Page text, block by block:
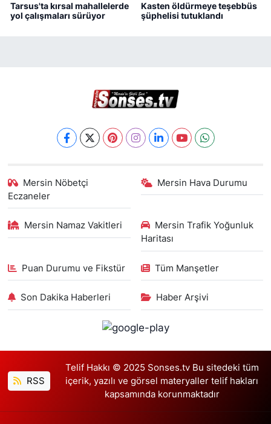
Tarsus'ta kırsal mahallelerde
yol çalışmaları sürüyor
Kasten öldürmeye teşebbüs
şüphelisi tutuklandı
Mersin Nöbetçi
Eczaneler
Mersin Hava Durumu
Mersin Namaz Vakitleri
Mersin Trafik Yoğunluk
Haritası
Puan Durumu ve Fikstür Tüm Manşetler
Son Dakika Haberleri Haber Arşivi
RSS
Telif Hakkı © 2025 Sonses.tv Bu sitedeki tüm
içerik, yazılı ve görsel materyaller telif hakları
kapsamında korunmaktadır